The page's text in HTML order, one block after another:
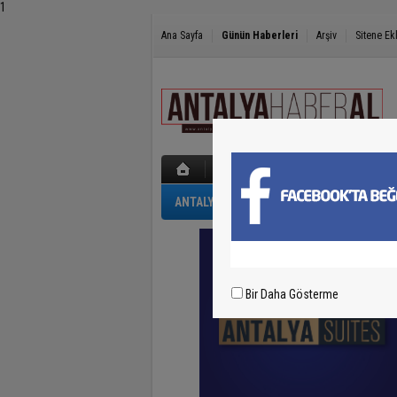
1
Ana Sayfa Günün Haberleri Arşiv Sitene
ANTALYA GÜNCEL POLİS-ADLİYE
Bir Daha Gösterme